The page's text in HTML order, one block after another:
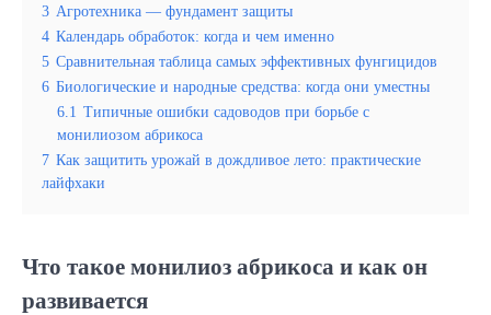
3 Агротехника — фундамент защиты
4 Календарь обработок: когда и чем именно
5 Сравнительная таблица самых эффективных фунгицидов
6 Биологические и народные средства: когда они уместны
6.1 Типичные ошибки садоводов при борьбе с
монилиозом абрикоса
7 Как защитить урожай в дождливое лето: практические
лайфхаки
Что такое монилиоз абрикоса и как он
развивается